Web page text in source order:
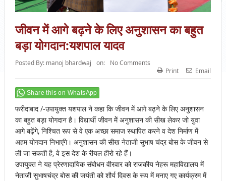
जीवन में आगे बढ़ने के लिए अनुशासन का बहुत
बड़ा योगदान:यशपाल यादव
Posted By: manoj bhardwaj on:
No Comments
Print
Email
Share this on WhatsApp
फरीदाबाद /-उपायुक्त यशपाल ने कहा कि जीवन में आगे बढ़ने के लिए अनुशासन
का बहुत बड़ा योगदान है। विद्यार्थी जीवन मेें अनुशासन की सीख लेकर जो युवा
आगे बढ़ेंगे, निश्चित रूप से वे एक अच्छा समाज स्थापित करने व देश निर्माण में
अहम योगदान निभाएंगे। अनुशासन की सीख नेताजी सुभाष चंद्र बोस के जीवन से
ली जा सकती है, वे इस देश के रीयल हीरो रहे हैं।
उपायुक्त ने यह प्रेरणादायिक संबोधन वीरवार को राजकीय नेहरू महाविद्यालय में
नेताजी सुभाषचंद्र बोस की जयंती को शौर्य दिवस के रूप में मनाए गए कार्यक्रम में